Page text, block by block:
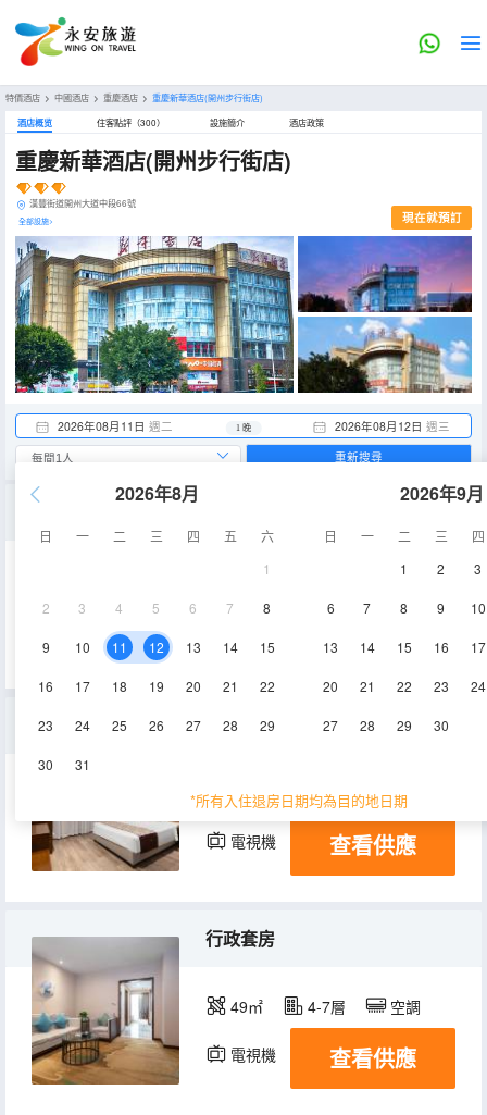
特價酒店 > 中國酒店 > 重慶酒店 > 重慶新華酒店(開州步行街店)
酒店概览 住客點評（300） 設施簡介 酒店政策
重慶新華酒店(開州步行街店)
漢豐街道開州大道中段66號
全部設施> 現在就預訂
2026年08月11日 週二 2026年08月12日 週三
1 晚
2026年8月
日 一 二 三 四 五
六
1
2 3 4 5 6 7 8
9 10 11 12 13 14 15
16 17 18 19 20 21 22
23 24 25 26 27 28 29
30 31
2026年9月
日 一 二 三
四
1
2 3
6 7 8 9 10
13 14 15 16 17
20 21 22 23 24
27 28 29 30
*所有入住退房日期均為目的地日期
重新搜尋
28-37㎡
普通單間
18-28㎡ 4-7層
電視機 冰箱
查看供應
行政套房
49㎡ 4-7層 空調
電視機 冰箱
查看供應